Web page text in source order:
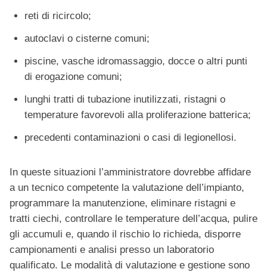
reti di ricircolo;
autoclavi o cisterne comuni;
piscine, vasche idromassaggio, docce o altri punti
di erogazione comuni;
lunghi tratti di tubazione inutilizzati, ristagni o
temperature favorevoli alla proliferazione batterica;
precedenti contaminazioni o casi di legionellosi.
In queste situazioni l’amministratore dovrebbe affidare
a un tecnico competente la valutazione dell’impianto,
programmare la manutenzione, eliminare ristagni e
tratti ciechi, controllare le temperature dell’acqua, pulire
gli accumuli e, quando il rischio lo richieda, disporre
campionamenti e analisi presso un laboratorio
qualificato. Le modalità di valutazione e gestione sono